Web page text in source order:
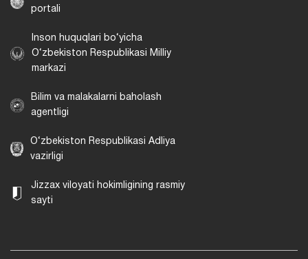
portali
Inson huquqlari bo‘yicha
O‘zbekiston Respublikasi Milliy
markazi
Bilim va malakalarni baholash
agentligi
O‘zbekiston Respublikasi Adliya
vazirligi
Jizzax viloyati hokimligining rasmiy
sayti